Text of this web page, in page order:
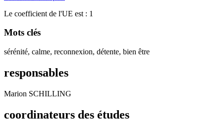
Le coefficient de l'UE est : 1
Mots clés
sérénité, calme, reconnexion, détente, bien être
responsables
Marion SCHILLING
coordinateurs des études